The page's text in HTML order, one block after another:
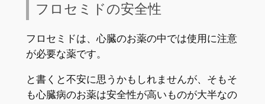
フロセミドの安全性
フロセミドは、心臓のお薬の中では使用に注意
が必要な薬です。
と書くと不安に思うかもしれませんが、そもそ
も心臓病のお薬は安全性が高いものが大半なの